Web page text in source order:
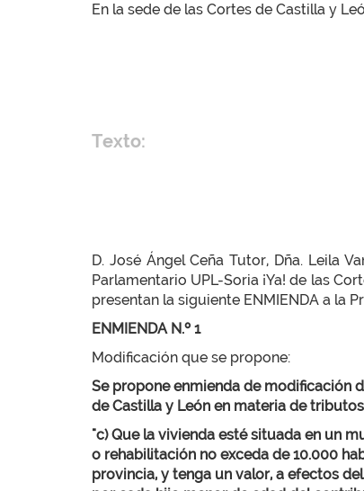
En la sede de las Cortes de Castilla y
Texto:
D. José Ángel Ceña Tutor, Dña. Leila
Parlamentario UPL-Soria ¡Ya! de las
presentan la siguiente ENMIENDA a la
ENMIENDA N.º 1
Modificación que se propone:
Se propone enmienda de modificación
de Castilla y León en materia de
"c) Que la vivienda esté situada en un
o rehabilitación no exceda de 10.000
provincia, y tenga un valor, a efectos